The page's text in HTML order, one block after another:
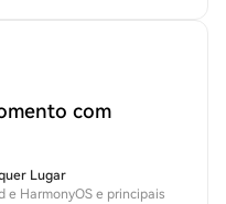
com
Lugar
e HarmonyOS e principais